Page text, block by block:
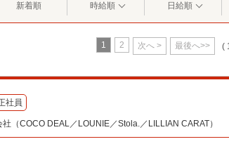
新着順 時給順 日給順
1 2 次へ > 最後へ>> (
社員
社（COCO DEAL／LOUNIE／Stola.／LILLIAN CARAT）